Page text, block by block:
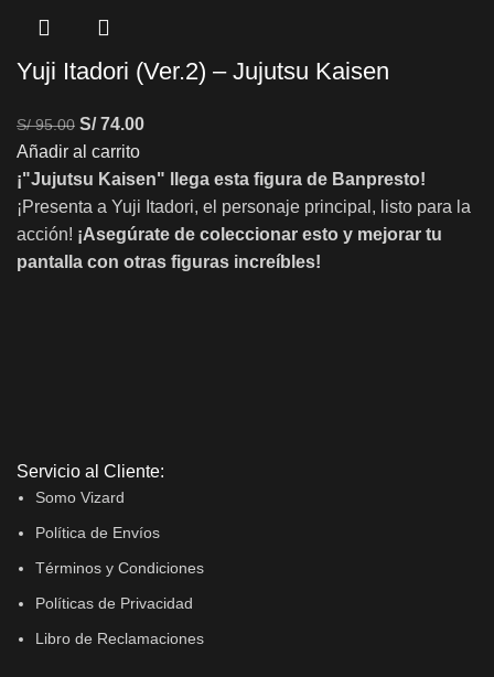
Yuji Itadori (Ver.2) – Jujutsu Kaisen
S/95.00 S/74.00
Añadir al carrito
¡"Jujutsu Kaisen" llega esta figura de Banpresto!
¡Presenta a Yuji Itadori, el personaje principal, listo para la
acción! ¡Asegúrate de coleccionar esto y mejorar tu
pantalla con otras figuras increíbles!
Servicio al Cliente:
Somo Vizard
Política de Envíos
Términos y Condiciones
Políticas de Privacidad
Libro de Reclamaciones